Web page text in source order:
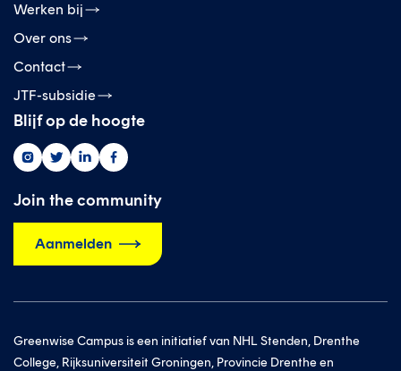
Werken bij
Over ons
Contact
JTF-subsidie
Blijf op de hoogte
Greenwise
op
instagram
Greenwise
op
twitter
Greenwise
op
linkedin
Greenwise
op
facebook
Join the community
Aanmelden
Greenwise Campus is een initiatief van NHL Stenden, Drenthe
College, Rijksuniversiteit Groningen, Provincie Drenthe en